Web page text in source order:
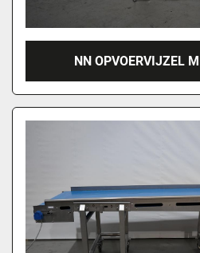
NN OPVOERVIJZEL